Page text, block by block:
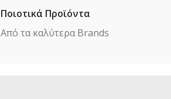
Ποιοτικά Προϊόντα
Από τα καλύτερα Βrands